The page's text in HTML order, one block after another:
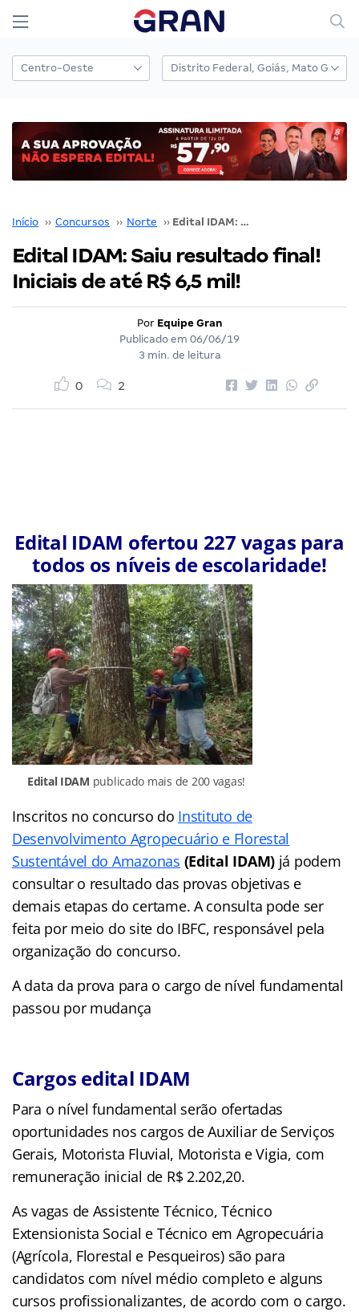
Início ›› Concursos ›› Norte ›› Edital IDAM: Saiu resultado final! Iniciais de até R$ 6,5 mil!
Edital IDAM: Saiu resultado final!
Iniciais de até R$ 6,5 mil!
Por Equipe Gran
Publicado em 06/06/19
3 min. de leitura
0 2
Edital IDAM ofertou 227 vagas para
todos os níveis de escolaridade!
Edital IDAM publicado mais de 200 vagas!
Inscritos no concurso do Instituto de
Desenvolvimento Agropecuário e Florestal
Sustentável do Amazonas (Edital IDAM) já podem
consultar o resultado das provas objetivas e
demais etapas do certame. A consulta pode ser
feita por meio do site do IBFC, responsável pela
organização do concurso.
A data da prova para o cargo de nível fundamental
passou por mudança
Cargos edital IDAM
Para o nível fundamental serão ofertadas
oportunidades nos cargos de Auxiliar de Serviços
Gerais, Motorista Fluvial, Motorista e Vigia, com
remuneração inicial de R$ 2.202,20.
As vagas de Assistente Técnico, Técnico
Extensionista Social e Técnico em Agropecuária
(Agrícola, Florestal e Pesqueiros) são para
candidatos com nível médio completo e alguns
cursos profissionalizantes, de acordo com o cargo.